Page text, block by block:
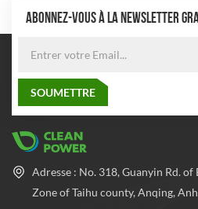
ABONNEZ-VOUS À LA NEWSLETTER
Adresse : No. 318, Guanyin Rd.
Zone of Taihu county, Anqing,